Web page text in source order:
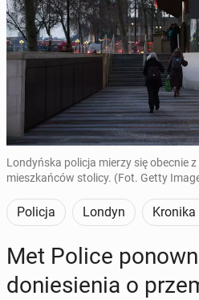
Londyńska policja mierzy się obecnie
mieszkańców stolicy. (Fot. Getty
Policja Londyn
Met Police
do­nie­sie­nia o